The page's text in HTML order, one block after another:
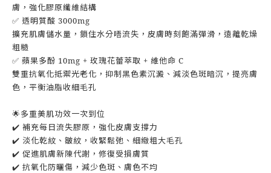
膚，強化膠原纖維結構
✅ 透明質酸 3000mg
擴充肌膚儲水量，鎖住水分唔流失，皮膚時刻飽滿彈滑，遠離乾燥
粗糙
✅ 蘋果多酚 10mg + 玫瑰花蕾萃取 + 維他命 C
雙重抗氧化抵禦光老化，抑制黑色素沉澱、減淡色斑暗沉，提亮膚
色，平衡油脂收細毛孔
🌟多重美肌功效一次到位
✔️ 補充每日流失膠原，強化皮膚支撐力
✔️ 淡化乾紋、皺紋，收緊鬆弛、細緻粗大毛孔
✔️ 促進肌膚新陳代謝，修復受損膚質
✔️ 抗氧化防曬傷，減少色斑、膚色不均